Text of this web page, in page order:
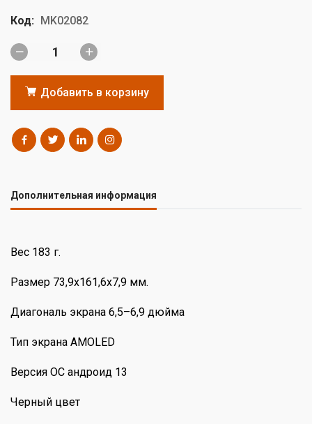
Код: MK02082
Добавить в корзину
Дополнительная информация
Вес 183 г.
Размер 73,9х161,6х7,9 мм.
Диагональ экрана 6,5–6,9 дюйма
Тип экрана AMOLED
Версия ОС андроид 13
Черный цвет